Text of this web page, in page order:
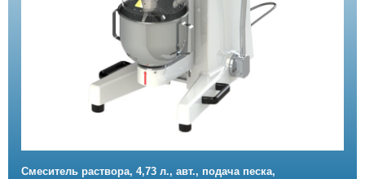
Смеситель раствора, 4,73 л., авт., подача песка,